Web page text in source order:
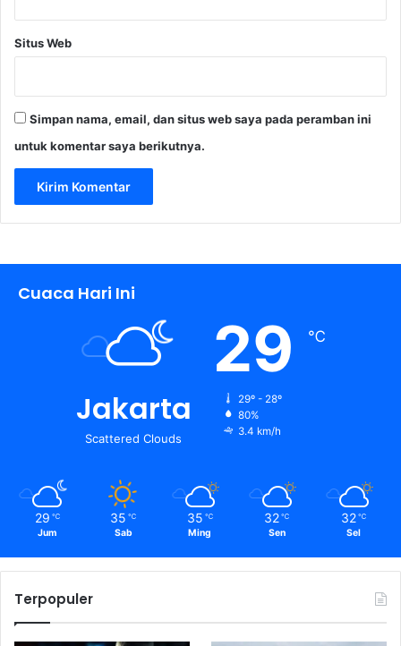
Situs Web
Simpan nama, email, dan situs web saya pada peramban ini
untuk komentar saya berikutnya.
Cuaca Hari Ini
Jakarta
Scattered Clouds
29 ℃
29º - 28º
80%
3.4 km/h
29 ℃
Jum
35 ℃
Sab
35 ℃
Ming
32 ℃
Sen
32 ℃
Sel
Terpopuler